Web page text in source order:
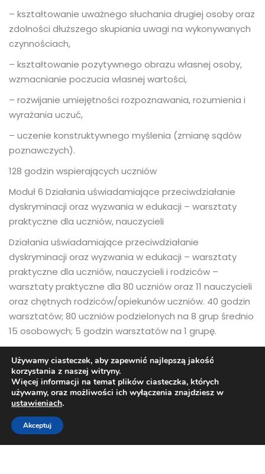
– kształtowanie uważnego słuchania drugiej osoby oraz
zdolności dłuższego skupiania uwagi na wykonywanych
czynnościach,
– kształtowanie pozytywnego obrazu własnej osoby,
wzmacnianie poczucia własnej wartości,
– rozwijanie umiejętności rozpoznawania, rozumienia i
wyrażania uczuć,
– uczenie konstruktywnego myślenia (zmianę sądów
poznawczych).
128 godzin wspierających uczniów
Moduł 6 Działania uświadamiające przeciwdziałanie
dyskryminacji oraz wyzwania w edukacji – warsztaty
praktyczne dla uczniów, nauczycieli
Działania uświadamiające przeciwdziałanie
dyskryminacji oraz wyzwania w edukacji – warsztaty
praktyczne dla uczniów, nauczycieli i rodziców –
warsztaty praktyczne dla 80 uczniów oraz 11 nauczycieli
oraz chętnych rodziców/opiekunów uczniów. 40 godzin
warsztatów; 80 uczniów podzielonych na 8 grup średnio
15 osobowych; 5 godzin warsztatów na 1 grupę.
Harmonogramy – do pobrania
Używamy ciasteczek, aby zapewnić najlepszą jakość
korzystania z naszej witryny.
Więcej informacji na temat plików ciasteczka, których
używamy, oraz możliwości ich wyłączenia znajdziesz w
ustawieniach.
Akceptuj